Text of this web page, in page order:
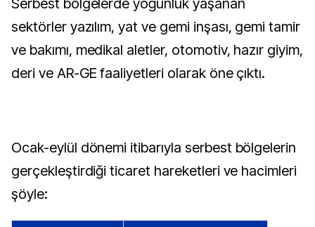
Serbest bölgelerde yoğunluk yaşanan
sektörler yazılım, yat ve gemi inşası, gemi tamir
ve bakımı, medikal aletler, otomotiv, hazır giyim,
deri ve AR-GE faaliyetleri olarak öne çıktı.
Ocak-eylül dönemi itibarıyla serbest bölgelerin
gerçekleştirdiği ticaret hareketleri ve hacimleri
şöyle: